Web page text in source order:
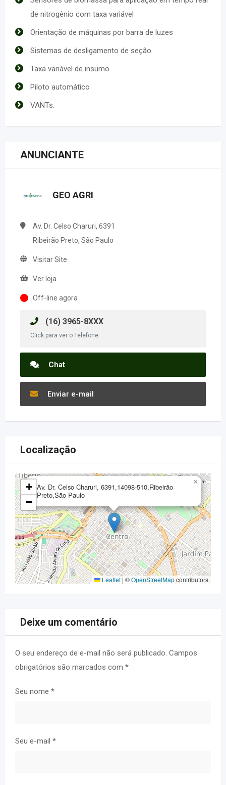
de nitrogênio com taxa variável
Orientação de máquinas por barra de luzes
Sistemas de desligamento de seção
Taxa variável de insumo
Piloto automático
VANTs.
ANUNCIANTE
GEO AGRI
Av. Dr. Celso Charuri, 6391
Ribeirão Preto, São Paulo
Visitar Site
Ver loja
Off-line agora
(16) 3965-8XXX
Click para ver o Telefone
Chat
Enviar e-mail
Localização
Av. Dr. Celso Charuri, 6391,14098-510,Ribeirão
Preto,São Paulo
×
+
−
Leaflet | ©OpenStreetMapcontributors
Deixe um comentário
O seu endereço de e-mail não será publicado. Campos
obrigatórios são marcados com *
Seu nome *
Seu e-mail *